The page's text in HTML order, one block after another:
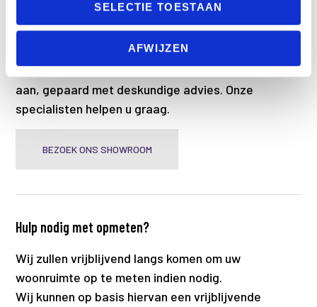
SELECTIE TOESTAAN
AFWIJZEN
In onze showroom bieden wij een ruime selectie
aan, gepaard met deskundige advies. Onze
specialisten helpen u graag.
BEZOEK ONS SHOWROOM
Hulp nodig met opmeten?
Wij zullen vrijblijvend langs komen om uw
woonruimte op te meten indien nodig.
Wij kunnen op basis hiervan een vrijblijvende